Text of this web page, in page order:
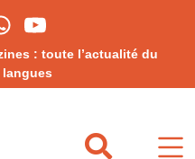
: toute l’actualité du
langues